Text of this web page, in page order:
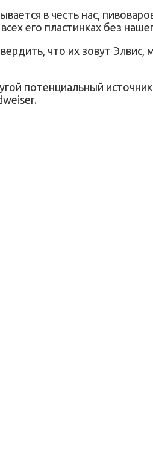
в честь нас,
его пластинках без
что их зовут Элвис,
потенциальный